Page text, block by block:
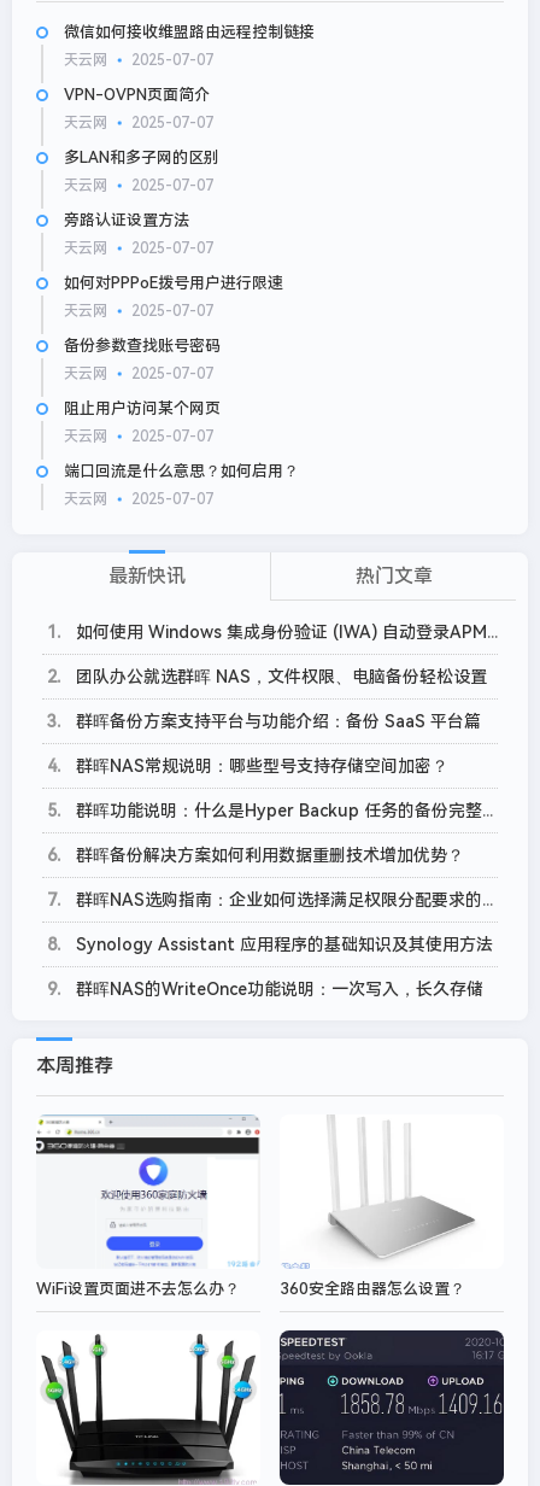
微信如何接收维盟路由远程控制链接
天云网 2025-07-07
VPN-OVPN页面简介
天云网 2025-07-07
多LAN和多子网的区别
天云网 2025-07-07
旁路认证设置方法
天云网 2025-07-07
如何对PPPoE拨号用户进行限速
天云网 2025-07-07
备份参数查找账号密码
天云网 2025-07-07
阻止用户访问某个网页
天云网 2025-07-07
端口回流是什么意思？如何启用？
天云网 2025-07-07
最新快讯 热门文章
1 如何使用 Windows 集成身份验证 (IWA) 自动登录APM？
2 团队办公就选群晖 NAS，文件权限、电脑备份轻松设置
3 群晖备份方案支持平台与功能介绍：备份 SaaS 平台篇
4 群晖NAS常规说明：哪些型号支持存储空间加密？
5 群晖功能说明：什么是Hyper Backup 任务的备份完整性检查？
6 群晖备份解决方案如何利用数据重删技术增加优势？
7 群晖NAS选购指南：企业如何选择满足权限分配要求的NAS？
8 Synology Assistant 应用程序的基础知识及其使用方法
9 群晖NAS的WriteOnce功能说明：一次写入，长久存储
本周推荐
WiFi设置页面进不去怎么办？ 360安全路由器怎么设置？